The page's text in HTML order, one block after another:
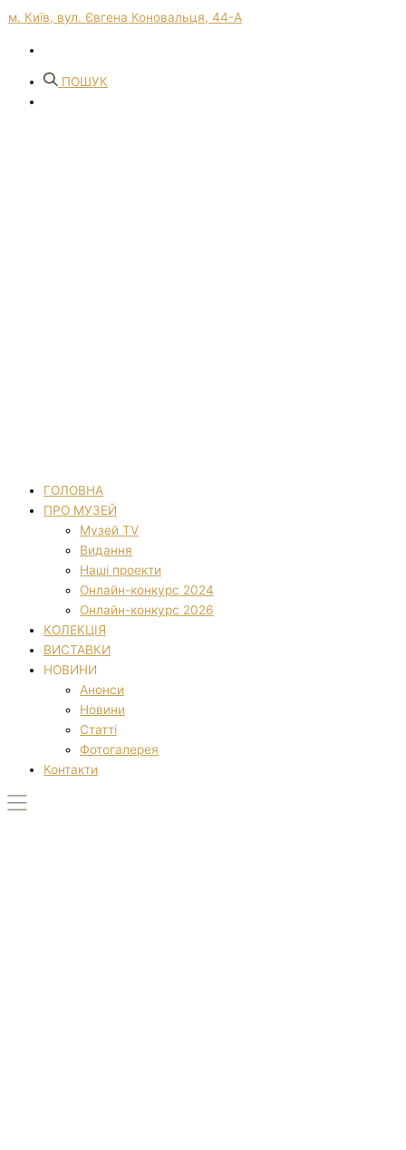
м. Київ, вул. Євгена Коновальця, 44-А
ПОШУК
ГОЛОВНА
ПРО МУЗЕЙ
Музей TV
Видання
Наші проекти
Онлайн-конкурс 2024
Онлайн-конкурс 2026
КОЛЕКЦІЯ
ВИСТАВКИ
НОВИНИ
Анонси
Новини
Статті
Фотогалерея
Контакти